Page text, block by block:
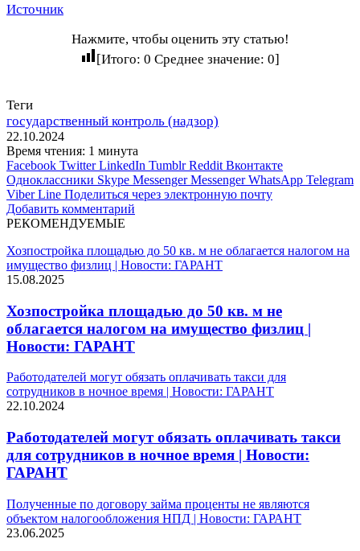
Источник
Нажмите, чтобы оценить эту статью!
[Итого: 0 Среднее значение: 0]
Теги
государственный контроль (надзор)
22.10.2024
Время чтения: 1 минута
Facebook Twitter LinkedIn Tumblr Reddit Вконтакте
Одноклассники Skype Messenger Messenger WhatsApp Telegram
Viber Line Поделиться через электронную почту
Добавить комментарий
РЕКОМЕНДУЕМЫЕ
Хозпостройка площадью до 50 кв. м не облагается налогом на
имущество физлиц | Новости: ГАРАНТ
15.08.2025
Хозпостройка площадью до 50 кв. м не
облагается налогом на имущество физлиц |
Новости: ГАРАНТ
Работодателей могут обязать оплачивать такси для
сотрудников в ночное время | Новости: ГАРАНТ
22.10.2024
Работодателей могут обязать оплачивать такси
для сотрудников в ночное время | Новости:
ГАРАНТ
Полученные по договору займа проценты не являются
объектом налогообложения НПД | Новости: ГАРАНТ
23.06.2025